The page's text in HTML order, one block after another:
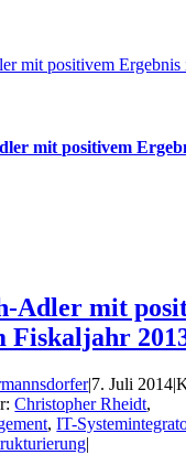
mit positivem Ergebnis
mit positivem
Adler mit
Fiskaljahr
|7. Juli 2014|
Christopher Rheidt,
,IT-
|